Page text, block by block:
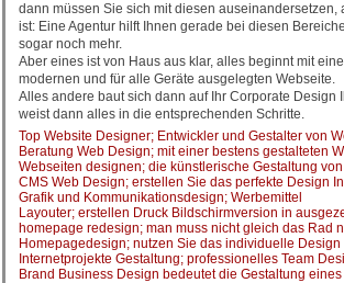
dann müssen Sie sich mit diesen auseinandersetzen,
ist: Eine Agentur hilft Ihnen gerade bei diesen
sogar noch mehr.
Aber eines ist von Haus aus klar, alles beginnt mit
modernen und für alle Geräte ausgelegten Webseite.
Alles andere baut sich dann auf Ihr Corporate Design
weist dann alles in die entsprechenden Schritte.
Top Website Designer; Entwickler und Gestalter von
Beratung Web Design; mit einer bestens gestalteten
Webseiten designen; die künstlerische Gestaltung
CMS Web Design; erstellen Sie das perfekte Design
Grafik und Kommunikationsdesign; Werbemittel
Layouter; erstellen Druck Bildschirmversion in
homepage redesign; man muss nicht gleich das Rad
Homepagedesign; nutzen Sie das individuelle Design
Internetprojekte Gestaltung; professionelles Team
Brand Business Design bedeutet die Gestaltung